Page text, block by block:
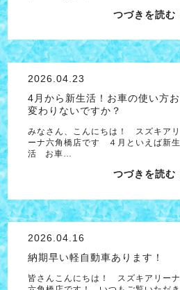
つづきを読む
2026.04.23
4月から新生活！お車の使い方お
変わりないですか？
みなさん、こんにちは！ スズキアリ
ーナ六角橋店です ４月といえば新生
活 お車…
つづきを読む
2026.04.16
納期早い軽自動車あります！
皆さんこんにちは！ スズキアリーナ